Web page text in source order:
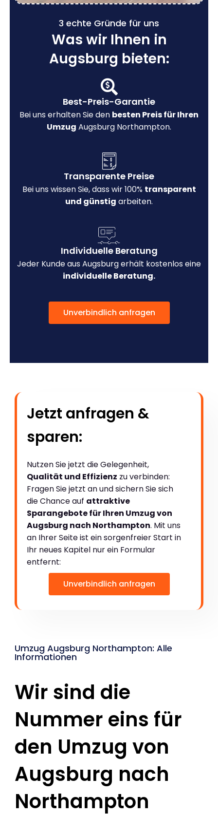
3 echte Gründe für uns
Was wir Ihnen in
Augsburg bieten:
Best-Preis-Garantie
Bei uns erhalten Sie den besten Preis für Ihren
Umzug Augsburg Northampton.
Transparente Preise
Bei uns wissen Sie, dass wir 100% transparent
und günstig arbeiten.
Individuelle Beratung
Jeder Kunde aus Augsburg erhält kostenlos eine
individuelle Beratung.
Unverbindlich anfragen
Jetzt anfragen &
sparen:
Nutzen Sie jetzt die Gelegenheit,
Qualität und Effizienz zu verbinden:
Fragen Sie jetzt an und sichern Sie sich
die Chance auf attraktive
Sparangebote für Ihren Umzug von
Augsburg nach Northampton. Mit uns
an Ihrer Seite ist ein sorgenfreier Start in
Ihr neues Kapitel nur ein Formular
entfernt:
Unverbindlich anfragen
Umzug Augsburg Northampton: Alle
Informationen
Wir sind die
Nummer eins für
den Umzug von
Augsburg nach
Northampton